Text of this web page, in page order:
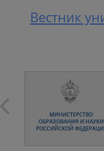
Вестник